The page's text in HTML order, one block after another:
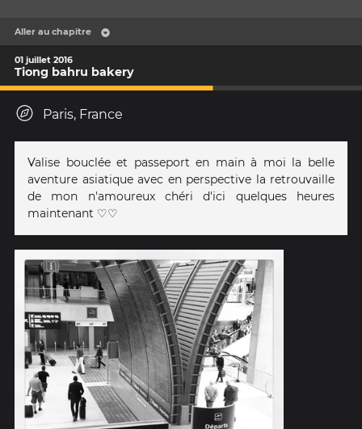
Aller au chapitre
01 juillet 2016
Tiong bahru bakery
Paris, France
Valise bouclée et passeport en main à moi la belle
aventure asiatique avec en perspective la retrouvaille
de mon n'amoureux chéri d'ici quelques heures
maintenant ♡♡